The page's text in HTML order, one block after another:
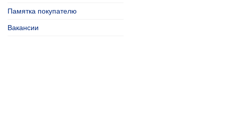
Памятка покупателю
Вакансии